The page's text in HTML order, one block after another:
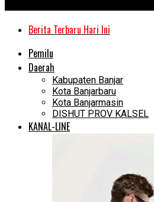
Berita Terbaru Hari Ini
Pemilu
Daerah
Kabupaten Banjar
Kota Banjarbaru
Kota Banjarmasin
DISHUT PROV KALSEL
KANAL-LINE